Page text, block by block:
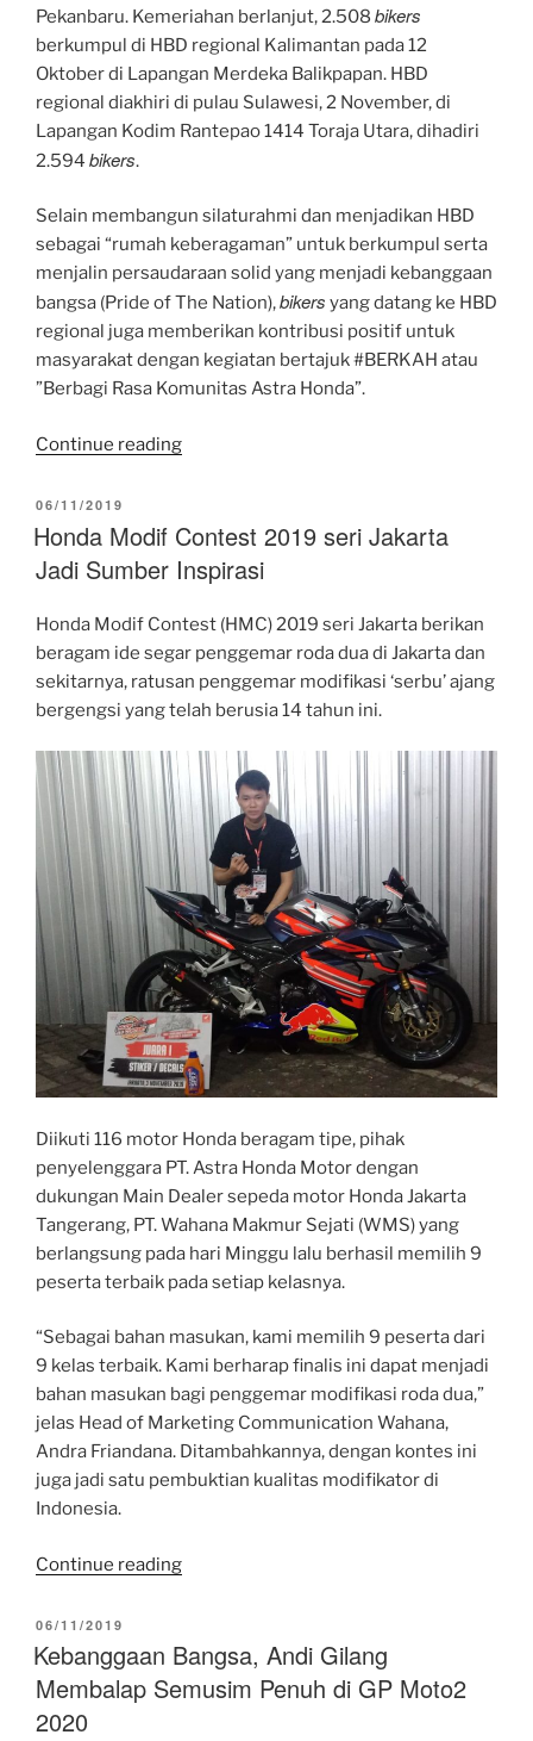
Pekanbaru. Kemeriahan berlanjut, 2.508 bikers
berkumpul di HBD regional Kalimantan pada 12
Oktober di Lapangan Merdeka Balikpapan. HBD
regional diakhiri di pulau Sulawesi, 2 November, di
Lapangan Kodim Rantepao 1414 Toraja Utara, dihadiri
2.594 bikers.
Selain membangun silaturahmi dan menjadikan HBD
sebagai “rumah keberagaman” untuk berkumpul serta
menjalin persaudaraan solid yang menjadi kebanggaan
bangsa (Pride of The Nation),bikers yang datang ke HBD
regional juga memberikan kontribusi positif untuk
masyarakat dengan kegiatan bertajuk #BERKAH atau
”Berbagi Rasa Komunitas Astra Honda”.
Continue reading“Antusiasme
Regional
Sambut
Pesta
Akbar
POSTED
ON
06/11/2019
Honda Modif Contest 2019 seri Jakarta
Jadi Sumber Inspirasi
Honda Modif Contest (HMC) 2019 seri Jakarta berikan
beragam ide segar penggemar roda dua di Jakarta dan
sekitarnya, ratusan penggemar modifikasi ‘serbu’ ajang
bergengsi yang telah berusia 14 tahun ini.
Diikuti 116 motor Honda beragam tipe, pihak
penyelenggara PT. Astra Honda Motor dengan
dukungan Main Dealer sepeda motor Honda Jakarta
Tangerang, PT. Wahana Makmur Sejati (WMS) yang
berlangsung pada hari Minggu lalu berhasil memilih 9
peserta terbaik pada setiap kelasnya.
“Sebagai bahan masukan, kami memilih 9 peserta dari
9 kelas terbaik. Kami berharap finalis ini dapat menjadi
bahan masukan bagi penggemar modifikasi roda dua,”
jelas Head of Marketing Communication Wahana,
Andra Friandana. Ditambahkannya, dengan kontes ini
juga jadi satu pembuktian kualitas modifikator di
Indonesia.
Continue reading“Honda
2019
POSTED
ON
06/11/2019
Kebanggaan Bangsa, Andi Gilang
Membalap Semusim Penuh di GP Moto2
2020